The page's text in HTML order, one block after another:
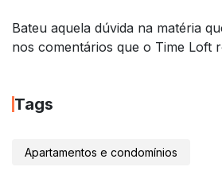
Bateu aquela dúvida na matéria
nos comentários que o Time Loft
Tags
Apartamentos e condomínios